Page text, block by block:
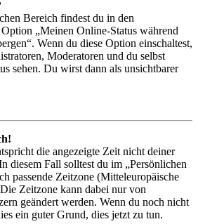
Bereich findest du in den
„Meinen Online-Status während
Wenn du diese Option einschaltest,
Moderatoren und du selbst
sehen. Du wirst dann als unsichtbarer
die angezeigte Zeit nicht deiner
diesem Fall solltest du im „Persönlichen
passende Zeitzone (Mitteleuropäische
Zeitzone kann dabei nur von
geändert werden. Wenn du noch nicht
ein guter Grund, dies jetzt zu tun.